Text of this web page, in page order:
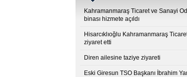
Kahramanmaraş Ticaret ve Sanayi
binası hizmete açıldı
Hisarcıklıoğlu Kahramanmaraş
ziyaret etti
Diren ailesine taziye ziyareti
Eski Giresun TSO Başkanı İbrahim